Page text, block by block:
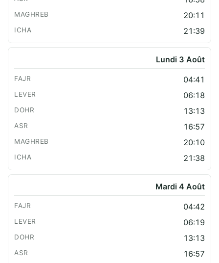
20:11
21:39
Lundi 3 Août
04:41
06:18
13:13
16:57
20:10
21:38
Mardi 4 Août
04:42
06:19
13:13
16:57